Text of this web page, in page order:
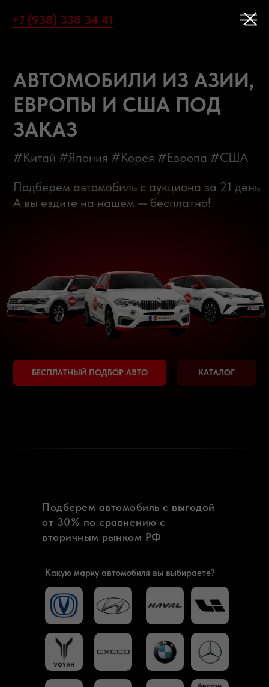
+7 (938) 338 34 41
#Китай #Япония #Корея #Европа #США
Подберем автомобиль с аукциона за 21 день
ЕВРОПЫ И США ПОД
ЗАКАЗ
Какую марку автомобиля вы выбираете?
Подберем автомобиль с выгодой
от 30% по сравнению с
вторичным рынком РФ